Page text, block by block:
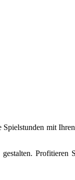
mit
Profitieren